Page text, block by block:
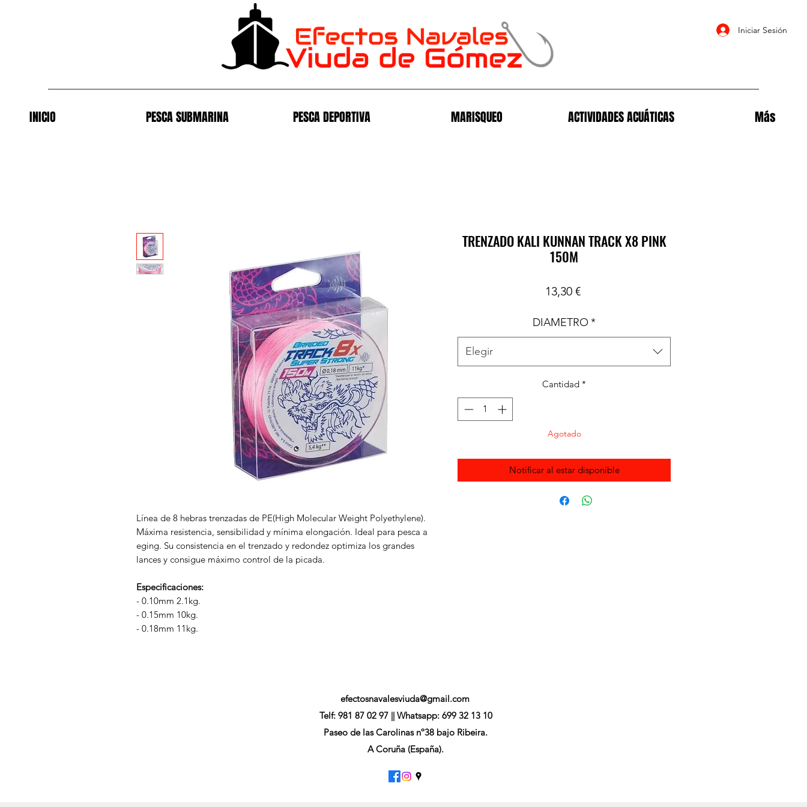
Iniciar Sesión
INICIO PESCA SUBMARINA PESCA DEPORTIVA MARISQUEO ACTIVIDADES ACUÁTICAS Más
Línea de 8 hebras trenzadas de PE(High Molecular Weight Polyethylene).
Máxima resistencia, sensibilidad y mínima elongación. Ideal para pesca a
eging. Su consistencia en el trenzado y redondez optimiza los grandes
lances y consigue máximo control de la picada.
Especificaciones:
- 0.10mm 2.1kg.
- 0.15mm 10kg.
- 0.18mm 11kg.
TRENZADO KALI KUNNAN TRACK X8 PINK
150M
13,30 €Precio
DIAMETRO *
Elegir
Cantidad *
Agotado
Notificar al estar disponible
efectosnavalesviuda@gmail.com
Telf: 981 87 02 97 || Whatsapp: 699 32 13 10
Paseo de las Carolinas nº38 bajo Ribeira.
A Coruña (España).